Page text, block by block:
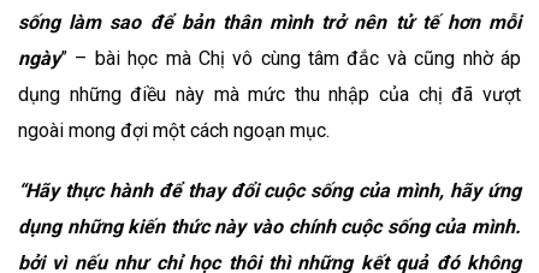
sống làm sao để bản thân mình trở nên tử tế hơn mỗi
ngày” – bài học mà Chị vô cùng tâm đắc và cũng nhờ áp
dụng những điều này mà mức thu nhập của chị đã vượt
ngoài mong đợi một cách ngoạn mục.
“Hãy thực hành để thay đổi cuộc sống của mình, hãy ứng
dụng những kiến thức này vào chính cuộc sống của mình.
bởi vì nếu như chỉ học thôi thì những kết quả đó không